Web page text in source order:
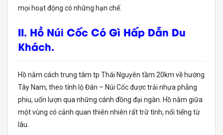
mọi hoạt động có những hạn chế.
II. Hồ Núi Cốc Có Gì Hấp Dẫn Du
Khách.
Hồ nằm cách trung tâm tp Thái Nguyên tầm 20km về hướng
Tây Nam, theo tỉnh lộ Đán – Núi Cốc được trải nhựa phẳng
phiu, uốn lượn qua những cánh đồng đại ngàn. Hồ nằm giữa
một vùng có cảnh quan thiên nhiên rất trữ tình, nổi tiếng từ
lâu.